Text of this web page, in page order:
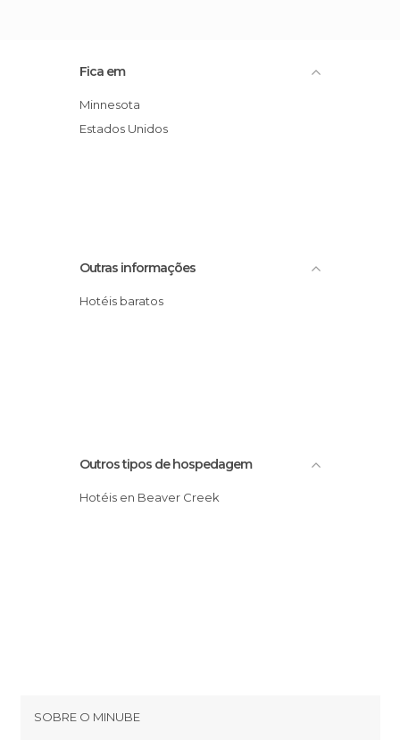
Fica em
Minnesota
Estados Unidos
Outras informações
Hotéis baratos
Outros tipos de hospedagem
Hotéis en Beaver Creek
SOBRE O MINUBE